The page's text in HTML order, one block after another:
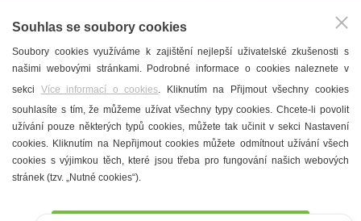
T. G. Masaryk
Mandloně
Ubytování
Restaurace
Městské muzeum a galerie
Denní meníčka
Souhlas se soubory cookies
Soubory cookies využíváme k zajištění nejlepší uživatelské zkušenosti s
našimi webovými stránkami. Podrobné informace o cookies naleznete v
sekci Více informací o cookies. Kliknutím na Přijmout všechny cookies
souhlasíte s tím, že můžeme užívat všechny typy cookies. Chcete-li povolit
užívání pouze některých typů cookies, můžete tak učinit v sekci Nastavení
cookies. Kliknutím na Nepřijmout cookies můžete odmítnout užívání všech
cookies s výjimkou těch, které jsou třeba pro fungování našich webových
stránek (tzv. „Nutné cookies“).